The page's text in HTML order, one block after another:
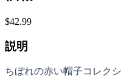
$42.99
説明
ちぼれの赤い帽子コレク